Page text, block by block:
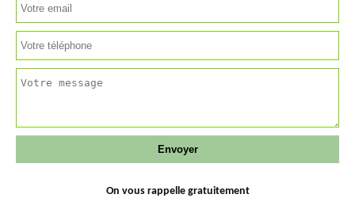
On vous rappelle gratuitement